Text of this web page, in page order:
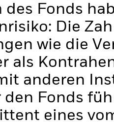
des Fonds
Die
wie die
als
anderen
den Fonds
eines